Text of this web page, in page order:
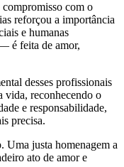
compromisso com o
reforçou a importância
e humanas
é feita de amor,
desses profissionais
vida, reconhecendo o
e responsabilidade,
precisa.
Uma justa homenagem a
ato de amor e